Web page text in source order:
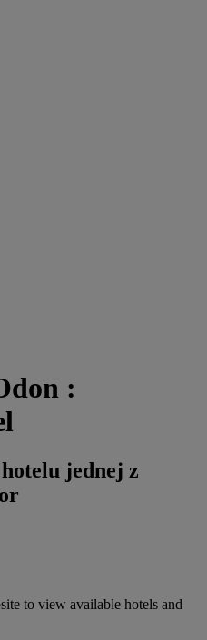
:
jednej z
to view available hotels and